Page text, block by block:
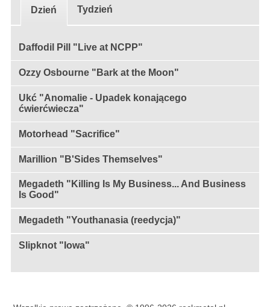
Dzień Tydzień
Daffodil Pill "Live at NCPP"
Ozzy Osbourne "Bark at the Moon"
Ukć "Anomalie - Upadek konającego
ćwierćwiecza"
Motorhead "Sacrifice"
Marillion "B'Sides Themselves"
Megadeth "Killing Is My Business... And Business
Is Good"
Megadeth "Youthanasia (reedycja)"
Slipknot "Iowa"